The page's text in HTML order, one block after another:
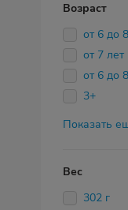
Возраст
от 6 до
от 7 лет
от 6 до
3+
Показать
Вес
302 г